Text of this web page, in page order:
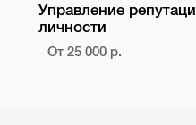
Управление
личности
От 25 000 р.